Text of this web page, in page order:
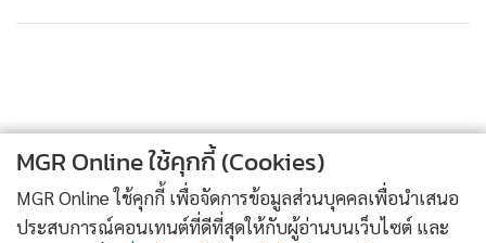
56
2
3
รำลึกสหายร่วมรบ! ฮานอยเตรียมสร้างอนุสรณ์สถานให้
ทหารเกาหลีเหนือผู้พลีชีพในสงครามเวียดนาม
MGR Online ใช้คุกกี้ (Cookies)
MGR Online ใช้คุกกี้ เพื่อจัดการข้อมูลส่วนบุคคลเพื่อนำเสนอ
ประสบการณ์คอนเทนต์ที่ดีที่สุดให้กับผู้อ่านบนเว็บไซต์ และ